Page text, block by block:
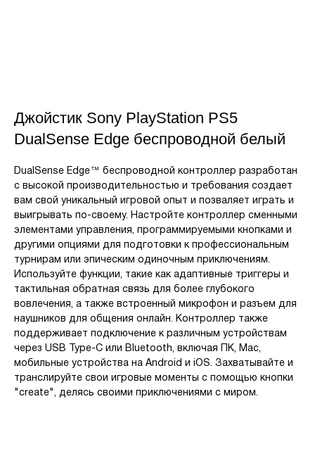
Джойстик Sony PlayStation PS5
DualSense Edge беспроводной белый
DualSense Edge™ беспроводной контроллер разработан
с высокой производительностью и требования создает
вам свой уникальный игровой опыт и позваляет играть и
выигрывать по-своему. Настройте контроллер сменными
элементами управления, программируемыми кнопками и
другими опциями для подготовки к профессиональным
турнирам или эпическим одиночным приключениям.
Используйте функции, такие как адаптивные триггеры и
тактильная обратная связь для более глубокого
вовлечения, а также встроенный микрофон и разъем для
наушников для общения онлайн. Контроллер также
поддерживает подключение к различным устройствам
через USB Type-C или Bluetooth, включая ПК, Mac,
мобильные устройства на Android и iOS. Захватывайте и
транслируйте свои игровые моменты с помощью кнопки
"create", делясь своими приключениями с миром.